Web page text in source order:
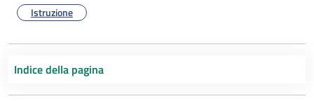
Istruzione
Indice della pagina